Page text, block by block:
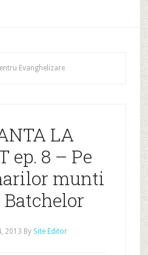
Evanghelizare
LA
ep. 8 – Pe
munti
Batchelor
2013 By Site Editor